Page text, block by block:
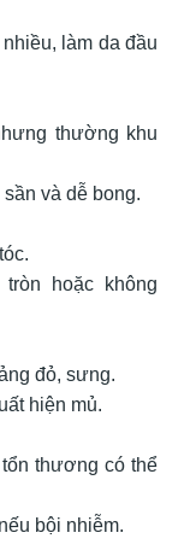
làm da đầu
thường khu
và dễ bong.
hoặc không
đỏ, sưng.
hiện mủ.
thương có thể
bội nhiễm.